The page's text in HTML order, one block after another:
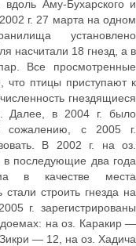
Аму-Бухарского и
г. 27 марта на одном
установлено
насчитали 18 гнезд, а в
Все просмотренные
что птицы приступают к
гнездящиеся
Далее, в 2004 г. было
сожалению, с 2005 г.
В 2002 г. на оз.
в последующие два года
в качестве места
строить гнезда на
г. зарегистрированы
на оз. Каракир —
— 12, на оз. Хадича